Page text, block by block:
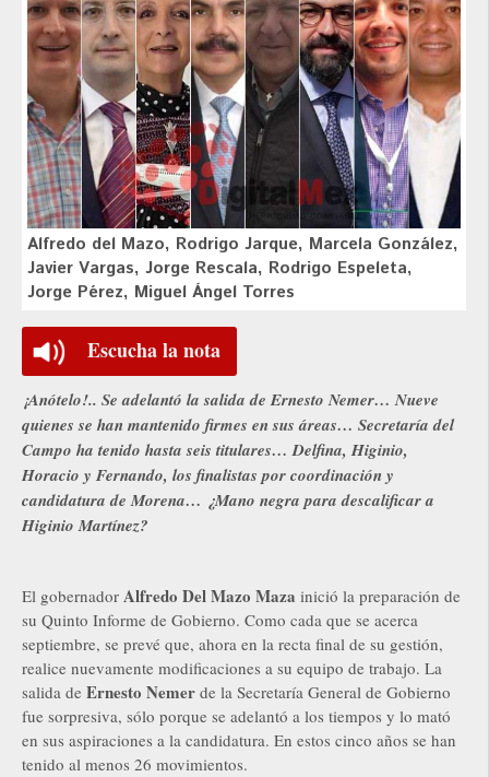
Alfredo del Mazo, Rodrigo Jarque, Marcela González,
Javier Vargas, Jorge Rescala, Rodrigo Espeleta,
Jorge Pérez, Miguel Ángel Torres
Escucha la nota
¡Anótelo!.. Se adelantó la salida de Ernesto Nemer… Nueve
quienes se han mantenido firmes en sus áreas… Secretaría del
Campo ha tenido hasta seis titulares… Delfina, Higinio,
Horacio y Fernando, los finalistas por coordinación y
candidatura de Morena… ¿Mano negra para descalificar a
Higinio Martínez?
El gobernador Alfredo Del Mazo Maza inició la preparación de
su Quinto Informe de Gobierno. Como cada que se acerca
septiembre, se prevé que, ahora en la recta final de su gestión,
realice nuevamente modificaciones a su equipo de trabajo. La
salida de Ernesto Nemer de la Secretaría General de Gobierno
fue sorpresiva, sólo porque se adelantó a los tiempos y lo mató
en sus aspiraciones a la candidatura. En estos cinco años se han
tenido al menos 26 movimientos.